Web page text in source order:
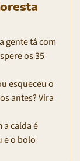
gente tá com
os 35
esqueceu o
antes? Vira
a calda é
e o bolo